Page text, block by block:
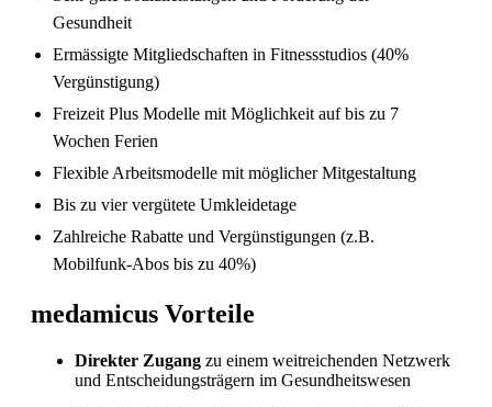
Sind in Deutschland ausgebildete
Gesundheit
Ermässigte Mitgliedschaften in Fitnessstudios (40%
Vergünstigung)
Freizeit Plus Modelle mit Möglichkeit auf bis zu 7
Wochen Ferien
Flexible Arbeitsmodelle mit möglicher Mitgestaltung
Bis zu vier vergütete Umkleidetage
Zahlreiche Rabatte und Vergünstigungen (z.B.
Mobilfunk-Abos bis zu 40%)
medamicus Vorteile
Direkter Zugang zu einem weitreichenden Netzwerk
und Entscheidungsträgern im Gesundheitswesen